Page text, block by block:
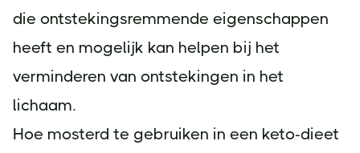
die ontstekingsremmende eigenschappen
heeft en mogelijk kan helpen bij het
verminderen van ontstekingen in het
lichaam.
Hoe mosterd te gebruiken in een keto-dieet